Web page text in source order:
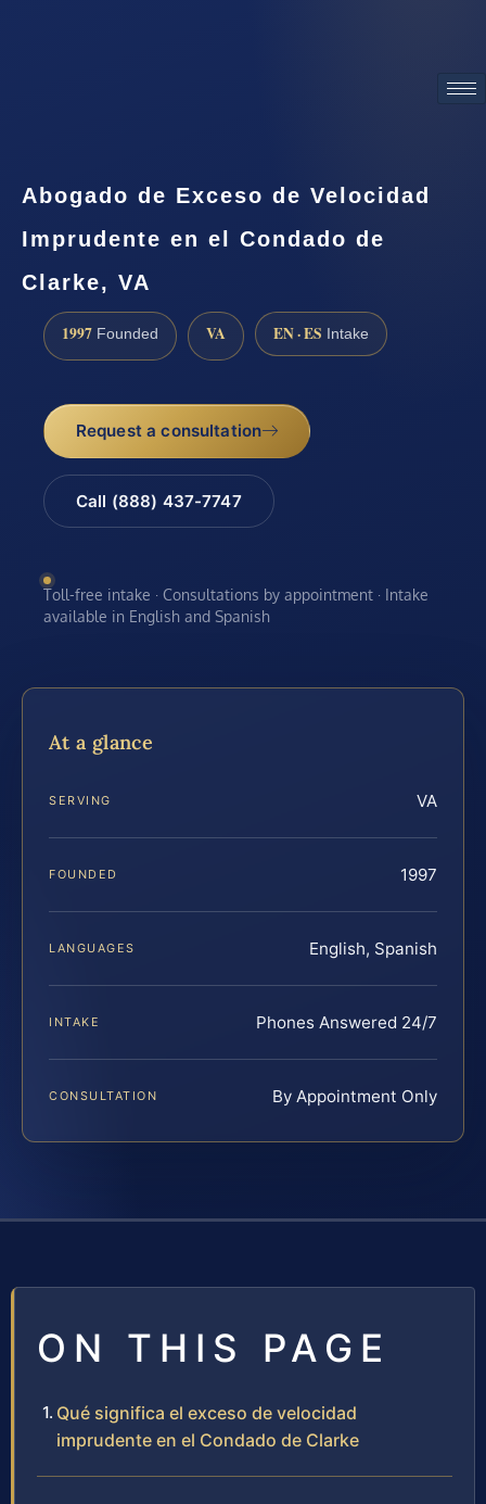
Abogado de Exceso de Velocidad
Imprudente en el Condado de
Clarke, VA
1997 Founded VA EN · ES Intake
Request a consultation
Call (888) 437-7747
Toll-free intake · Consultations by appointment · Intake
available in English and Spanish
At a glance
SERVING VA
FOUNDED 1997
LANGUAGES English, Spanish
INTAKE Phones Answered 24/7
CONSULTATION By Appointment Only
ON THIS PAGE
Qué significa el exceso de velocidad
imprudente en el Condado de Clarke